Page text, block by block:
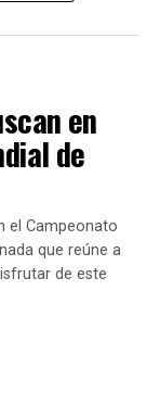
de
de 255
de 110 libres
serán
Córdoba, dos
ya que en
a cuatro
que el
equitativa, sin
en
de
el Campeonato
que reúne a
de este